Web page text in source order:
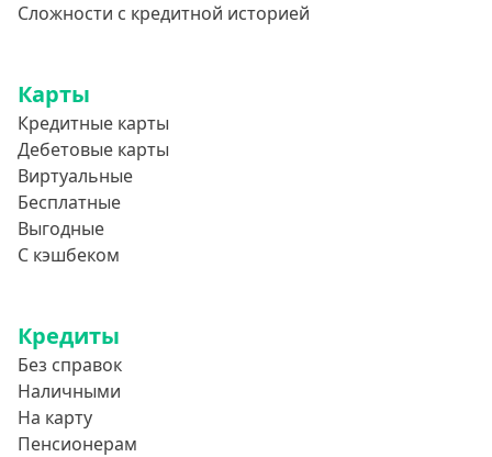
Сложности с кредитной историей
Карты
Кредитные карты
Дебетовые карты
Виртуальные
Бесплатные
Выгодные
С кэшбеком
Кредиты
Без справок
Наличными
На карту
Пенсионерам